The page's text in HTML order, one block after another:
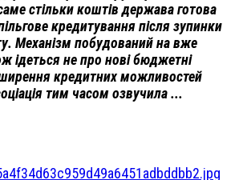
стільки коштів держава готова
кредитування після зупинки
Механізм побудований на вже
ідеться не про нові бюджетні
кредитних можливостей
тим часом озвучила ...